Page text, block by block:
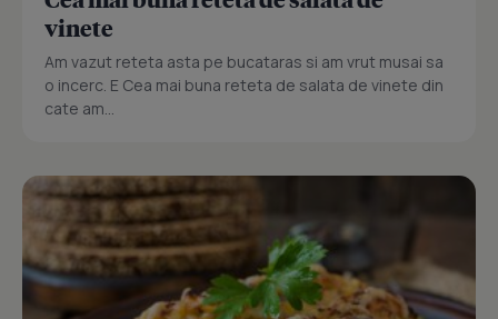
vinete
Am vazut reteta asta pe bucataras si am vrut musai sa
o incerc. E Cea mai buna reteta de salata de vinete din
cate am...